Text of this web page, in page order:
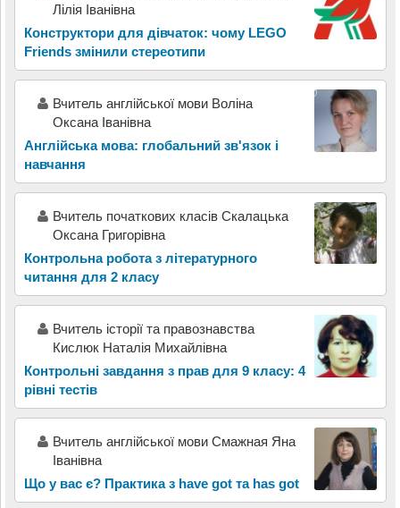
Лілія Іванівна
Конструктори для дівчаток: чому LEGO
Friends змінили стереотипи
Вчитель англійської мови Воліна
Оксана Іванівна
Англійська мова: глобальний зв'язок і
навчання
Вчитель початкових класів Скалацька
Оксана Григорівна
Контрольна робота з літературного
читання для 2 класу
Вчитель історії та правознавства
Кислюк Наталія Михайлівна
Контрольні завдання з прав для 9 класу: 4
рівні тестів
Вчитель англійської мови Смажная Яна
Іванівна
Що у вас є? Практика з have got та has got